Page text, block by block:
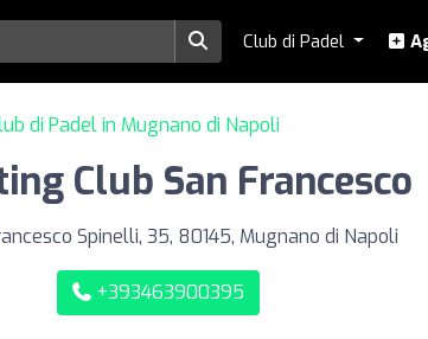
Club di Padel
di Padel in Mugnano di Napoli
Club San Francesco
Spinelli, 35, 80145, Mugnano di Napoli
+393463900395